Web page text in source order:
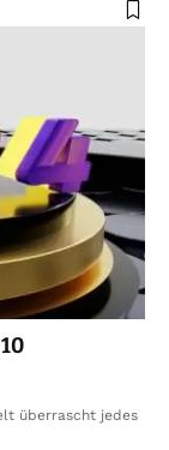
überrascht jedes